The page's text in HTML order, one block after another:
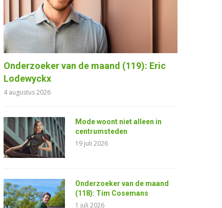
Onderzoeker van de maand (119): Eric
Lodewyckx
4 augustus 2026
Mode woont niet alleen in
centrumsteden
19 juli 2026
Onderzoeker van de maand
(118): Tim Cosemans
1 juli 2026